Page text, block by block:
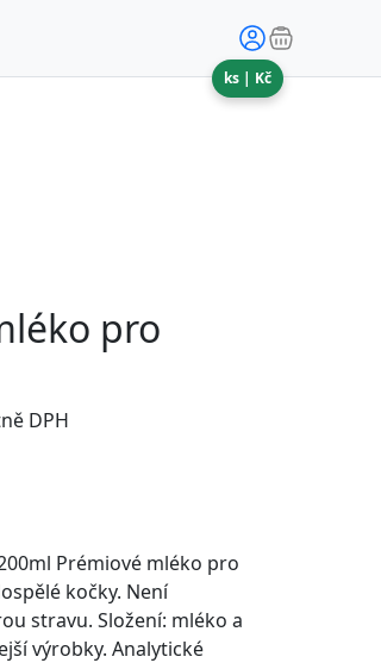
ks | Kč
pro
DPH
Prémiové mléko pro
kočky. Není
stravu. Složení: mléko a
výrobky. Analytické